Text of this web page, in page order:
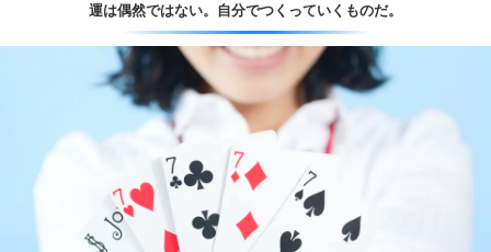
運は偶然ではない。 自分でつくっていくものだ。